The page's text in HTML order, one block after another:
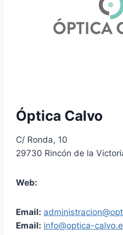
Óptica Calvo
C/ Ronda, 10
29730 Rincón de la
Web:
Email:
Email: info@optica-